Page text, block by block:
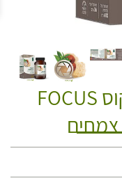
כמוסות פורמולת פוקוס FOCUS